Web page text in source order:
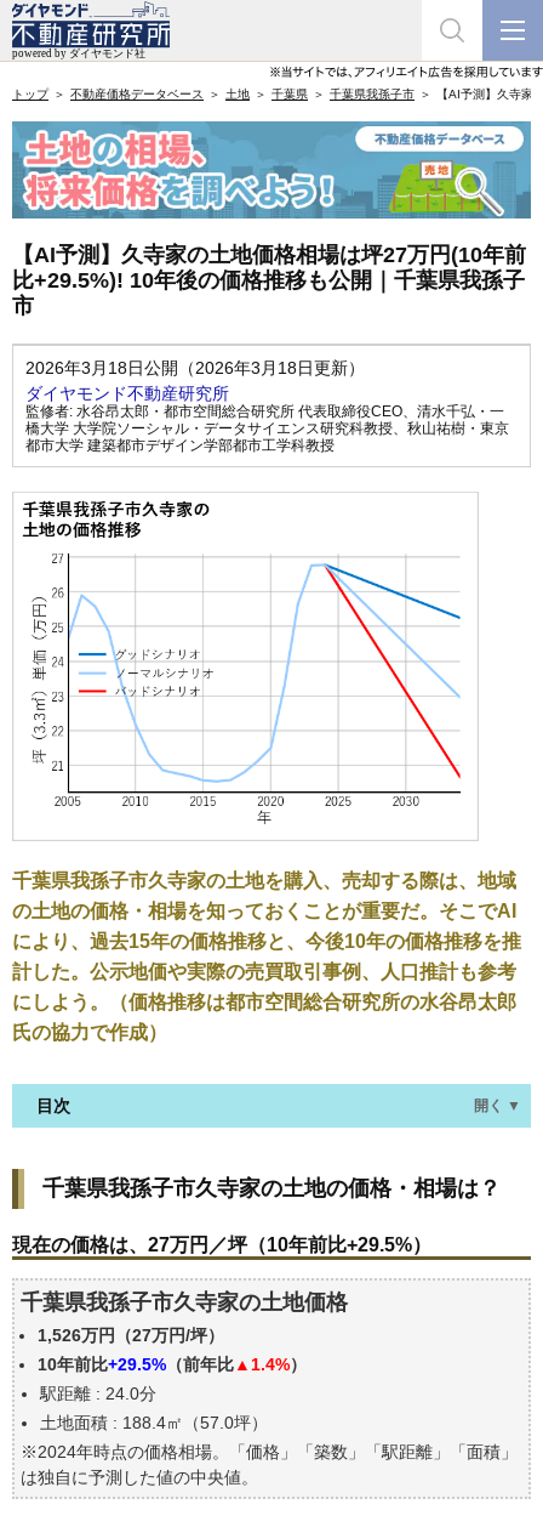
トップ 不動産価格データベース 土地 千葉県 千葉県我孫子市 【AI予測】久寺
【AI予測】久寺家の土地価格相場は坪27万円(10年前
比+29.5%)! 10年後の価格推移も公開｜千葉県我孫子
市
2026年3月18日公開（2026年3月18日更新）
ダイヤモンド不動産研究所
監修者: 水谷昂太郎・都市空間総合研究所 代表取締役CEO、 清水千弘・一
橋大学 大学院ソーシャル・データサイエンス研究科教授、 秋山祐樹・東京
都市大学 建築都市デザイン学部都市工学科教授
千葉県我孫子市久寺家の土地を購入、売却する際は、地域
の土地の価格・相場を知っておくことが重要だ。そこでAI
により、過去15年の価格推移と、今後10年の価格推移を推
計した。公示地価や実際の売買取引事例、人口推計も参考
にしよう。（価格推移は都市空間総合研究所の水谷昂太郎
氏の協力で作成）
目次 開く ▼
現在の価格は、27万円／坪（10年前比+29.5%）
価格を詳細に分析しよう
千葉県我孫子市久寺家の土地の過去の売買事例
公示地価はいくら
エリアの将来性を人口予想から検討しよう
自分の年収でいくらの不動産が買える？
千葉県我孫子市久寺家の土地の価格・相場は？
現在の価格は、27万円／坪（10年前比+29.5%）
千葉県我孫子市久寺家の土地価格
1,526万円（27万円/坪）
10年前比+29.5% （前年比▲1.4%）
駅距離 : 24.0分
土地面積 : 188.4㎡（57.0坪）
※2024年時点の価格相場。「価格」「築数」「駅距離」「面積」
は独自に予測した値の中央値。